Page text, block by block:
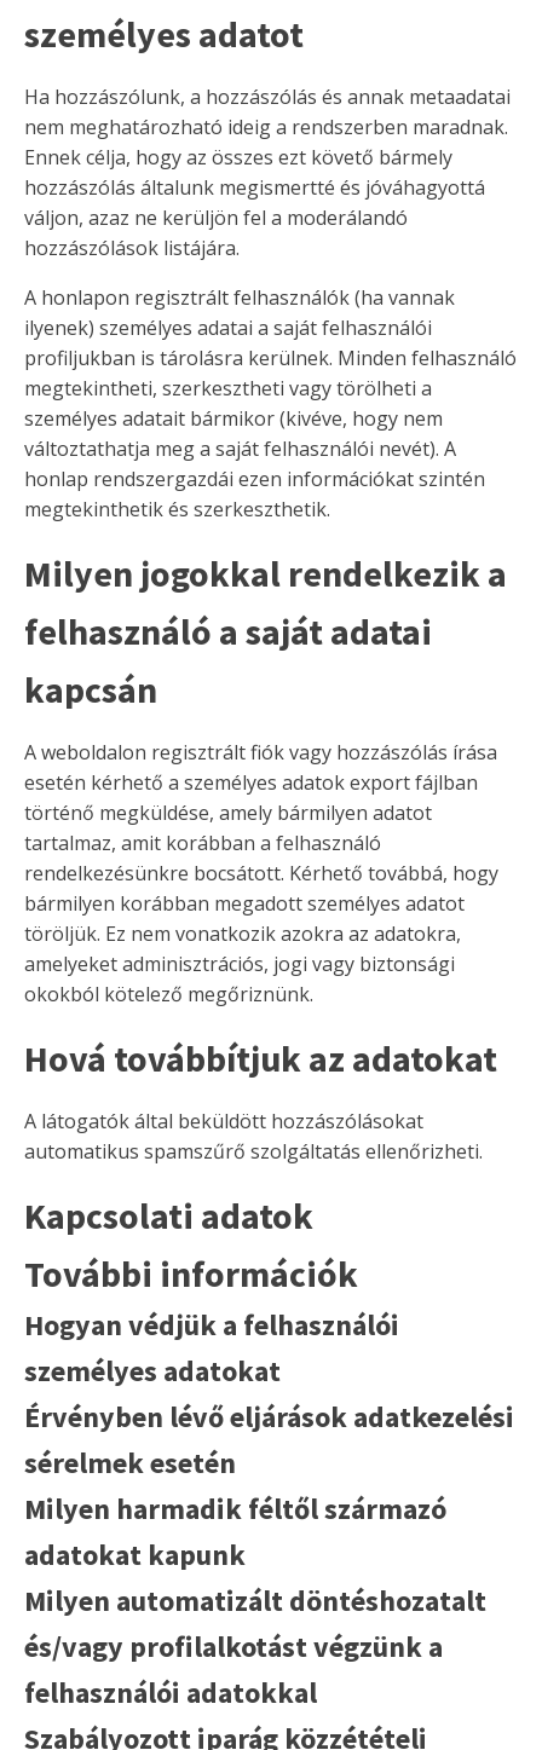
személyes adatot
Ha hozzászólunk, a hozzászólás és annak metaadatai
nem meghatározható ideig a rendszerben maradnak.
Ennek célja, hogy az összes ezt követő bármely
hozzászólás általunk megismertté és jóváhagyottá
váljon, azaz ne kerüljön fel a moderálandó
hozzászólások listájára.
A honlapon regisztrált felhasználók (ha vannak
ilyenek) személyes adatai a saját felhasználói
profiljukban is tárolásra kerülnek. Minden felhasználó
megtekintheti, szerkesztheti vagy törölheti a
személyes adatait bármikor (kivéve, hogy nem
változtathatja meg a saját felhasználói nevét). A
honlap rendszergazdái ezen információkat szintén
megtekinthetik és szerkeszthetik.
Milyen jogokkal rendelkezik a
felhasználó a saját adatai
kapcsán
A weboldalon regisztrált fiók vagy hozzászólás írása
esetén kérhető a személyes adatok export fájlban
történő megküldése, amely bármilyen adatot
tartalmaz, amit korábban a felhasználó
rendelkezésünkre bocsátott. Kérhető továbbá, hogy
bármilyen korábban megadott személyes adatot
töröljük. Ez nem vonatkozik azokra az adatokra,
amelyeket adminisztrációs, jogi vagy biztonsági
okokból kötelező megőriznünk.
Hová továbbítjuk az adatokat
A látogatók által beküldött hozzászólásokat
automatikus spamszűrő szolgáltatás ellenőrizheti.
Kapcsolati adatok
További információk
Hogyan védjük a felhasználói
személyes adatokat
Érvényben lévő eljárások adatkezelési
sérelmek esetén
Milyen harmadik féltől származó
adatokat kapunk
Milyen automatizált döntéshozatalt
és/vagy profilalkotást végzünk a
felhasználói adatokkal
Szabályozott iparág közzétételi